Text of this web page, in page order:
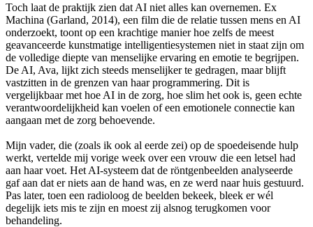
Toch laat de praktijk zien dat AI niet alles kan overnemen. Ex
Machina (Garland, 2014), een film die de relatie tussen mens en AI
onderzoekt, toont op een krachtige manier hoe zelfs de meest
geavanceerde kunstmatige intelligentiesystemen niet in staat zijn om
de volledige diepte van menselijke ervaring en emotie te begrijpen.
De AI, Ava, lijkt zich steeds menselijker te gedragen, maar blijft
vastzitten in de grenzen van haar programmering. Dit is
vergelijkbaar met hoe AI in de zorg, hoe slim het ook is, geen echte
verantwoordelijkheid kan voelen of een emotionele connectie kan
aangaan met de zorg behoevende.
Mijn vader, die (zoals ik ook al eerde zei) op de spoedeisende hulp
werkt, vertelde mij vorige week over een vrouw die een letsel had
aan haar voet. Het AI-systeem dat de röntgenbeelden analyseerde
gaf aan dat er niets aan de hand was, en ze werd naar huis gestuurd.
Pas later, toen een radioloog de beelden bekeek, bleek er wél
degelijk iets mis te zijn en moest zij alsnog terugkomen voor
behandeling.